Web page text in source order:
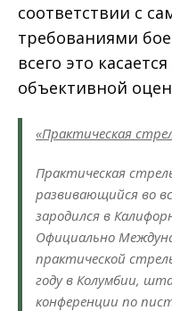
соответствии с
требованиями
всего это
объективной
«Практическая
Практическая
развивающийся во
зародился в
Официально
практической
году в Колумбии,
конференции по